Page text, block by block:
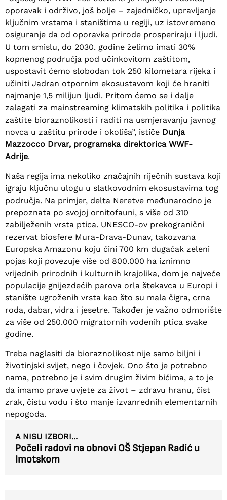
oporavak i održivo, još bolje – zajedničko, upravljanje
ključnim vrstama i staništima u regiji, uz istovremeno
osiguranje da od oporavka prirode prosperiraju i ljudi.
U tom smislu, do 2030. godine želimo imati 30%
kopnenog područja pod učinkovitom zaštitom,
uspostavit ćemo slobodan tok 250 kilometara rijeka i
učiniti Jadran otpornim ekosustavom koji će hraniti
najmanje 1,5 milijun ljudi. Pritom ćemo se i dalje
zalagati za mainstreaming klimatskih politika i politika
zaštite bioraznolikosti i raditi na usmjeravanju javnog
novca u zaštitu prirode i okoliša”, ističe Dunja
Mazzocco Drvar, programska direktorica WWF-
Adrije.
Naša regija ima nekoliko značajnih riječnih sustava koji
igraju ključnu ulogu u slatkovodnim ekosustavima tog
područja. Na primjer, delta Neretve međunarodno je
prepoznata po svojoj ornitofauni, s više od 310
zabilježenih vrsta ptica. UNESCO-ov prekogranični
rezervat biosfere Mura-Drava-Dunav, takozvana
Europska Amazonu koju čini 700 km dugačak zeleni
pojas koji povezuje više od 800.000 ha iznimno
vrijednih prirodnih i kulturnih krajolika, dom je najveće
populacije gnijezdećih parova orla štekavca u Europi i
stanište ugroženih vrsta kao što su mala čigra, crna
roda, dabar, vidra i jesetre. Također je važno odmorište
za više od 250.000 migratornih vodenih ptica svake
godine.
Treba naglasiti da bioraznolikost nije samo biljni i
životinjski svijet, nego i čovjek. Ono što je potrebno
nama, potrebno je i svim drugim živim bićima, a to je
da imamo prave uvjete za život – zdravu hranu, čist
zrak, čistu vodu i što manje izvanrednih elementarnih
nepogoda.
A NISU IZBORI...
Počeli radovi na obnovi OŠ Stjepan Radić u
Imotskom